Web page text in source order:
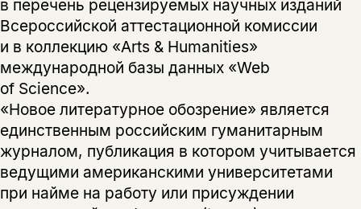
в перечень рецензируемых научных изданий
Всероссийской аттестационной комиссии
и в коллекцию «Arts & Humanities»
международной базы данных «Web
of Science».
«Новое литературное обозрение» является
единственным российским гуманитарным
журналом, публикация в котором учитывается
ведущими американскими университетами
при найме на работу или присуждении